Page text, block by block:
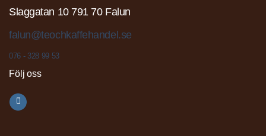
Slaggatan 10 791 70 Falun
falun@teochkaffehandel.se
076 - 328 99 53
Följ oss